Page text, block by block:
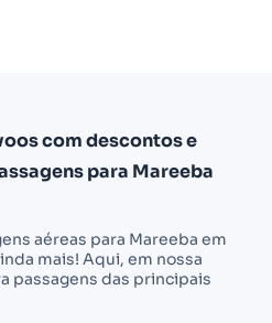
com descontos e
para Mareeba
aéreas para Mareeba em
mais! Aqui, em nossa
passagens das principais